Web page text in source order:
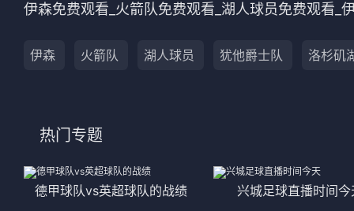
伊森免费观看_火箭队免费观看_湖人球员免费观看_
伊森 火箭队 湖人球员 犹他爵士队 洛杉矶
热门专题
德甲球队vs英超球队的战绩 兴城足球直播时间今